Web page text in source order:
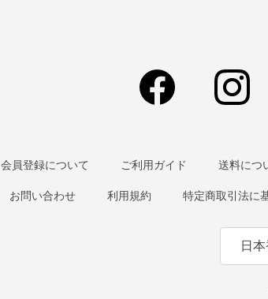
会員登録について ご利用ガイド 送料につ
お問い合わせ 利用規約 特定商取引法に
日